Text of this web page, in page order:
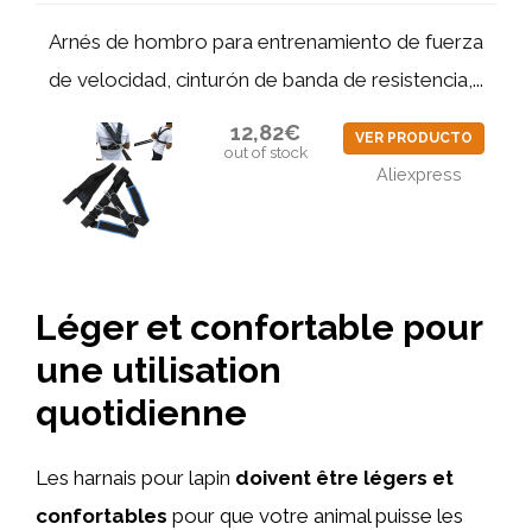
Arnés de hombro para entrenamiento de fuerza
de velocidad, cinturón de banda de resistencia,...
12,82€
out of stock
VER PRODUCTO
Aliexpress
Léger et confortable pour
une utilisation
quotidienne
Les harnais pour lapin doivent être légers et
confortables pour que votre animal puisse les